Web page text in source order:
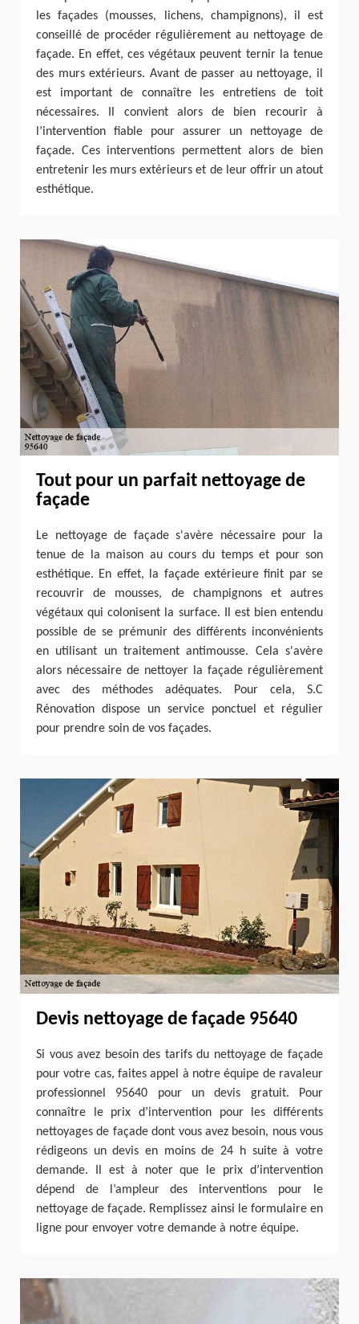
les façades (mousses, lichens, champignons), il est
conseillé de procéder régulièrement au nettoyage de
façade. En effet, ces végétaux peuvent ternir la tenue
des murs extérieurs. Avant de passer au nettoyage, il
est important de connaître les entretiens de toit
nécessaires. Il convient alors de bien recourir à
l’intervention fiable pour assurer un nettoyage de
façade. Ces interventions permettent alors de bien
entretenir les murs extérieurs et de leur offrir un atout
esthétique.
Tout pour un parfait nettoyage de
façade
Le nettoyage de façade s'avère nécessaire pour la
tenue de la maison au cours du temps et pour son
esthétique. En effet, la façade extérieure finit par se
recouvrir de mousses, de champignons et autres
végétaux qui colonisent la surface. Il est bien entendu
possible de se prémunir des différents inconvénients
en utilisant un traitement antimousse. Cela s'avère
alors nécessaire de nettoyer la façade régulièrement
avec des méthodes adéquates. Pour cela, S.C
Rénovation dispose un service ponctuel et régulier
pour prendre soin de vos façades.
Devis nettoyage de façade 95640
Si vous avez besoin des tarifs du nettoyage de façade
pour votre cas, faites appel à notre équipe de ravaleur
professionnel 95640 pour un devis gratuit. Pour
connaître le prix d’intervention pour les différents
nettoyages de façade dont vous avez besoin, nous vous
rédigeons un devis en moins de 24 h suite à votre
demande. Il est à noter que le prix d’intervention
dépend de l’ampleur des interventions pour le
nettoyage de façade. Remplissez ainsi le formulaire en
ligne pour envoyer votre demande à notre équipe.